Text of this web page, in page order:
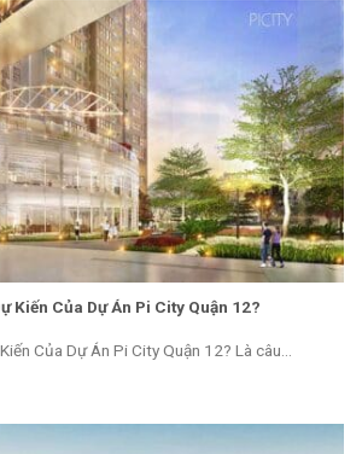
Kiến Của Dự Án Pi City Quận 12?
Của Dự Án Pi City Quận 12? Là câu...